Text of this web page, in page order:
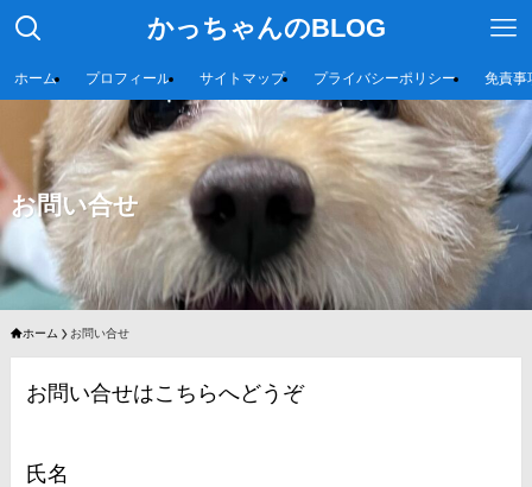
かっちゃんのBLOG
ホーム プロフィール サイトマップ プライバシーポリシー 免責事
お問い合せ
ホーム お問い合せ
お問い合せはこちらへどうぞ
氏名